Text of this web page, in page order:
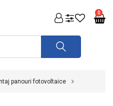
0
panouri fotovoltaice